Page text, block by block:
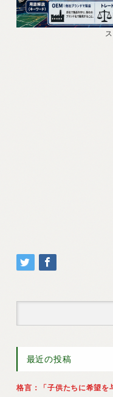
最近の投稿
格言：「子供たちに希望を